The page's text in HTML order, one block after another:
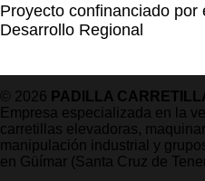
Proyecto confinanciado por
Desarrollo Regional
© 2026 PADILLA
Empresa especializada en la
carretillas elevadoras,
manipulación industrial y
en Güímar (Santa Cruz de